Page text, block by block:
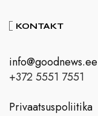
KONTAKT
info@goodnews.ee
+372 5551 7551
Privaatsuspoliitika